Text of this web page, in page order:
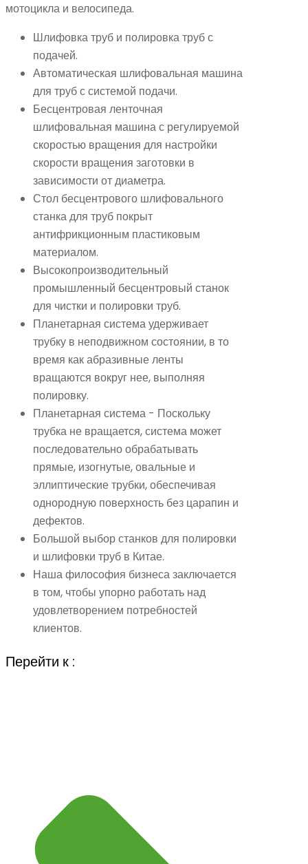
мотоцикла и велосипеда.
Шлифовка труб и полировка труб с
подачей.
Автоматическая шлифовальная машина
для труб с системой подачи.
Бесцентровая ленточная
шлифовальная машина с регулируемой
скоростью вращения для настройки
скорости вращения заготовки в
зависимости от диаметра.
Стол бесцентрового шлифовального
станка для труб покрыт
антифрикционным пластиковым
материалом.
Высокопроизводительный
промышленный бесцентровый станок
для чистки и полировки труб.
Планетарная система удерживает
трубку в неподвижном состоянии, в то
время как абразивные ленты
вращаются вокруг нее, выполняя
полировку.
Планетарная система - Поскольку
трубка не вращается, система может
последовательно обрабатывать
прямые, изогнутые, овальные и
эллиптические трубки, обеспечивая
однородную поверхность без царапин и
дефектов.
Большой выбор станков для полировки
и шлифовки труб в Китае.
Наша философия бизнеса заключается
в том, чтобы упорно работать над
удовлетворением потребностей
клиентов.
Перейти к :